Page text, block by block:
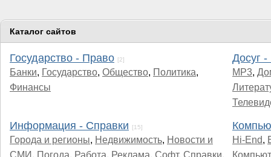
Каталог сайтов
Государство - Право [2]
Банки, Государство, Общество, Политика,
Финансы
Досуг -
MP3,
Информация - Справки [15]
Города и регионы, Недвижимость, Новости и
СМИ , Погода, Работа, Реклама, Софт, Справки,
Hi-End,